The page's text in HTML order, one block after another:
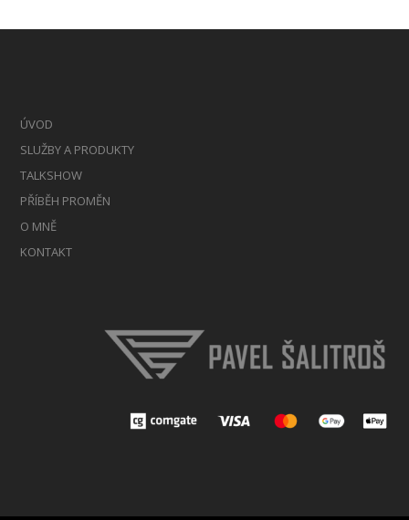
ÚVOD
SLUŽBY A PRODUKTY
TALKSHOW
PŘÍBĚH PROMĚN
O MNĚ
KONTAKT